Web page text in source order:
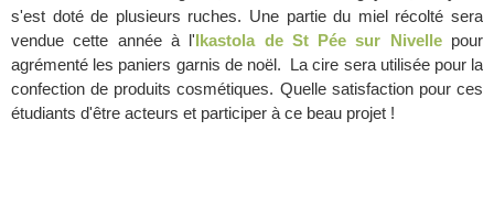
s'est doté de plusieurs ruches. Une partie du miel récolté sera
vendue cette année à l'Ikastola de St Pée sur Nivellepour
agrémenté les paniers garnis de noël. La cire sera utilisée pour la
confection de produits cosmétiques. Quelle satisfaction pour ces
étudiants d'être acteurs et participer à ce beau projet !